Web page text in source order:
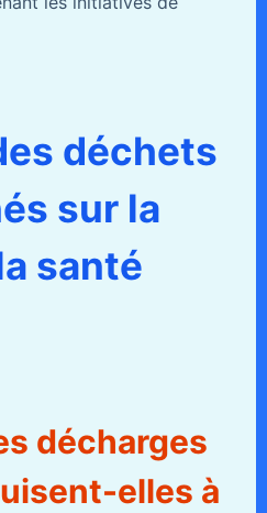
déchets
sur la
santé
décharges
elles à